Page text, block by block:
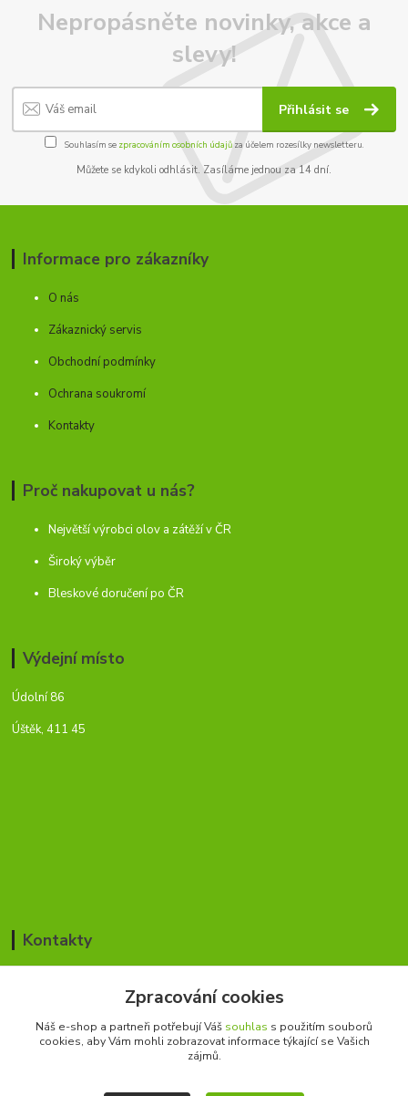
Nepropásněte novinky, akce a
slevy!
Přihlásit se
Souhlasím se zpracováním osobních údajůza účelem rozesílky newsletteru.
Můžete se kdykoli odhlásit. Zasíláme jednou za 14 dní.
Informace pro zákazníky
O nás
Zákaznický servis
Obchodní podmínky
Ochrana soukromí
Kontakty
Proč nakupovat u nás?
Největší výrobci olov a zátěží v ČR
Široký výběr
Bleskové doručení po ČR
Výdejní místo
Údolní 86
Úštěk, 411 45
Kontakty
+420 776 168 366
cesky-rybar@seznam.cz
Zpracování cookies
Náš e-shop a partneři potřebují Váš souhlas s použitím souborů
cookies, aby Vám mohli zobrazovat informace týkající se Vašich
zájmů.